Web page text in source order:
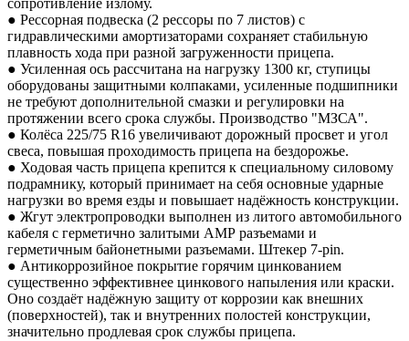
сопротивление излому.
● Рессорная подвеска (2 рессоры по 7 листов) с
гидравлическими амортизаторами сохраняет стабильную
плавность хода при разной загруженности прицепа.
● Усиленная ось рассчитана на нагрузку 1300 кг, ступицы
оборудованы защитными колпаками, усиленные подшипники
не требуют дополнительной смазки и регулировки на
протяжении всего срока службы. Производство "МЗСА".
● Колёса 225/75 R16 увеличивают дорожный просвет и угол
свеса, повышая проходимость прицепа на бездорожье.
● Ходовая часть прицепа крепится к специальному силовому
подрамнику, который принимает на себя основные ударные
нагрузки во время езды и повышает надёжность конструкции.
● Жгут электропроводки выполнен из литого автомобильного
кабеля с герметично залитыми АМР разъемами и
герметичным байонетными разъемами. Штекер 7-pin.
● Антикоррозийное покрытие горячим цинкованием
существенно эффективнее цинкового напыления или краски.
Оно создаёт надёжную защиту от коррозии как внешних
(поверхностей), так и внутренних полостей конструкции,
значительно продлевая срок службы прицепа.